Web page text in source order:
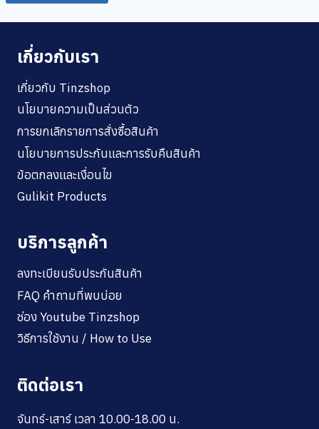
เกี่ยวกับเรา
เกี่ยวกับ Tinzshop
นโยบายความเป็นส่วนตัว
การยกเลิกรายการสั่งซื้อสินค้า
นโยบายการประกันและการรับคืนสินค้า
ข้อตกลงและเงื่อนไข
Gulikit Products
บริการลูกค้า
ลงทะเบียนรับประกันสินค้า
FAQ คำถามที่พบบ่อย
ช่อง Youtube Tinzshop
วิธีการใช้งาน / How to Use
ติดต่อเรา
จันทร์-เสาร์ เวลา 10.00-18.00 น.